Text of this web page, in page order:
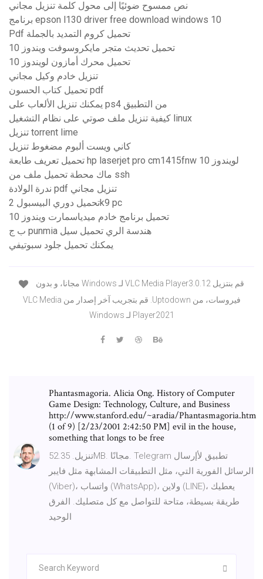
نص ممسوح ضوئيًا إلى محول كلمة تنزيل مجاني
برنامج epson l130 driver free download windows 10
Pdf تحميل كروم التمديد بالجملة
تحميل تحديث متجر مايكروسوفت ويندوز 10
تحميل محرك أمازون لويندوز 10
تنزيل خادم وكيل مجاني
تحميل كتاب الحسون pdf
يمكنك تنزيل الألعاب على ps4 من التطبيق
كيفية تنزيل ملف صوتي على نظام التشغيل linux
تنزيل torrent lime
كاني ويست ألبوم مضغوط تنزيل
تحميل تعريف طابعة hp laserjet pro cm1415fnw لويندوز 10
ماك محطة تحميل ملف من ssh
ندرة الولادة pdf تنزيل مجاني
تحميل دوري البيسبول 2k9 pc
تحميل برنامج خادم ميدياسمارت ويندوز 10
ب ج punmia هندسة الري تحميل سيل
يمكنك تحميل جلود سبوتيفي
فيروسات، من Uptodown. قم بتجريب آخر إصدار من VLC Media
Player2021 لـ Windows
Phantasmagoria. Alicia Ong. History of Computer
Game Design: Technology, Culture, and Business
http://www.stanford.edu/~aradia/Phantasmagoria.htm
(1 of 9) [2/23/2001 2:42:50 PM] evil in the house,
something that longs to be free
تنزيل. 52.35MB. مجانًا. Telegram تطبيق لأإرسال
الرسائل الفورية التي، مثل التطبيقات المشابهة مثل فايبر
(Viber)، واتساب (WhatsApp)، ولاين (LINE)، يعطيك
طريقة بسيطة، متاحة للتواصل مع كل متصليك. الفرق
الوحيد